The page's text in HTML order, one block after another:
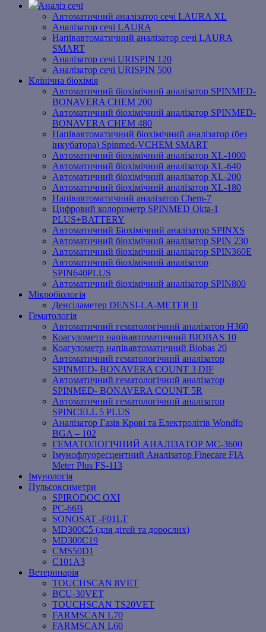
Аналіз сечі
Автоматичний аналізатор сечі LAURA XL
Аналізатор сечі LAURA
Напівавтоматичний аналізатор сечі LAURA
SMART
Аналізатор сечі URISPIN 120
Аналізатор сечі URISPIN 500
Клінічна біохімія
Автоматичний біохімічний аналізатор SPINMED-
BONAVERA CHEM 200
Автоматичний біохімічний аналізатор SPINMED-
BONAVERA CHEM 480
Напівавтоматичний біохімічний аналізатор (без
інкубатора) Spinmed-VCHEM SMART
Автоматичний біохімічний аналізатор XL-1000
Автоматичний біохімічний аналізатор XL-640
Автоматичний біохімічний аналізатор XL-200
Автоматичний біохімічний аналізатор XL-180
Напівавтоматичний аналізатор Chem-7
Цифровий колориметр SPINMED Okta-1
PLUS+BATTERY
Автоматичний Біохімічний аналізатор SPINXS
Автоматичний біохімічний аналізатор SPIN 230
Автоматичний біохімічний аналізатор SPIN360E
Автоматичний біохімічний аналізатор
SPIN640PLUS
Автоматичний біохімічний аналізатор SPIN800
Мікробіологія
Денсіламетер DENSI-LA-METER ІІ
Гематологія
Автоматичний гематологічний аналізатор Н360
Коагулометр напівавтоматичний BIOBAS 10
Коагулометр напівавтоматичний Biobas 20
Автоматичний гематологічний аналізатор
SPINMED- BONAVERA COUNT 3 DIF
Автоматичний гематологічний аналізатор
SPINMED- BONAVERA COUNT 5R
Автоматичний гематологічний аналізатор
SPINCELL 5 PLUS
Аналізатор Газів Крові та Електролітів Wondfo
BGA – 102
ГЕМАТОЛОГІЧНИЙ АНАЛІЗАТОР MC-3600
Імунофлуоресцентний Аналізатор Finecare FIA
Meter Plus FS-113
Імунологія
Пульсоксиметри
SPIRODOC OXI
PC-66B
SONOSAT -F01LT
MD300C5 (для дітей та дорослих)
MD300C19
СMS50D1
С101A3
Ветеринарія
TOUCHSCAN 8VET
BCU-30VET
TOUCHSCAN TS20VET
FARMSCAN L70
FARMSCAN L60